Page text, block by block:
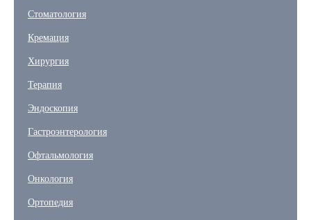
Стоматология
Кремация
Хирургия
Терапия
Эндоскопия
Гастроэнтерология
Офтальмология
Онкология
Ортопедия